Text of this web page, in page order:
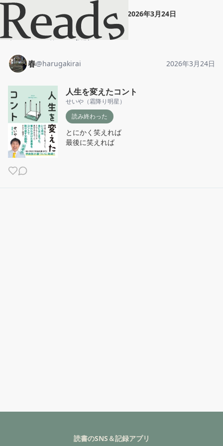
春 "人生を変えたコント 2026年3月24日
ホーム 春 投稿
春@harugakirai 2026年3月24日
人生を変えたコント
せいや（霜降り明星）
読み終わった
とにかく笑えれば
最後に笑えれば
読書のSNS＆記録アプリ